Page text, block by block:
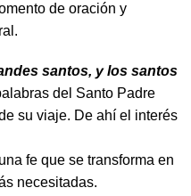
de oración y
santos, y los santos
del Santo Padre
su viaje. De ahí el interés
fe que se transforma en
necesitadas.